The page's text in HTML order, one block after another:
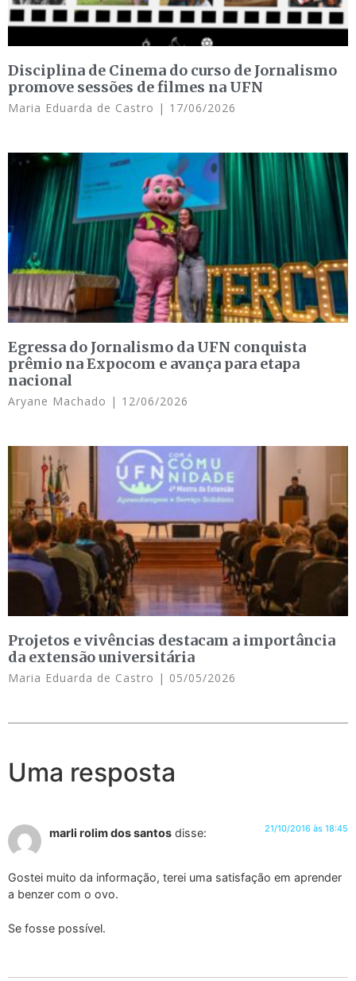
Disciplina de Cinema do curso de Jornalismo
promove sessões de filmes na UFN
Maria Eduarda de Castro 17/06/2026
Egressa do Jornalismo da UFN conquista
prêmio na Expocom e avança para etapa
nacional
Aryane Machado 12/06/2026
Projetos e vivências destacam a importância
da extensão universitária
Maria Eduarda de Castro 05/05/2026
Uma resposta
marli rolim dos santos disse: 21/10/2016 às 18:45
Gostei muito da informação, terei uma satisfação em aprender
a benzer com o ovo.
Se fosse possível.